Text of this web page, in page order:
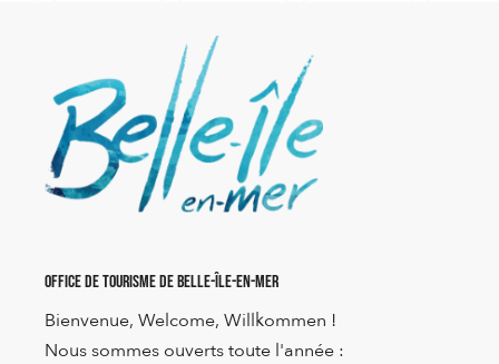
Office de Tourisme de Belle-Île-en-Mer
Bienvenue, Welcome, Willkommen !
Nous sommes ouverts toute l'année :